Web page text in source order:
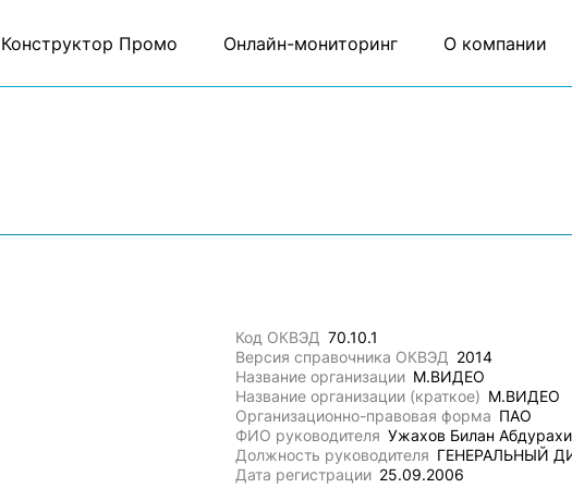
Конструктор Промо Онлайн-мониторинг О компании
Код ОКВЭД 70.10.1
Версия справочника ОКВЭД 2014
Название организации М.ВИДЕО
Название организации (краткое) М.ВИДЕО
Организационно-правовая форма ПАО
ФИО руководителя Ужахов Билан
Должность руководителя ГЕНЕРАЛЬНЫЙ
Дата регистрации 25.09.2006